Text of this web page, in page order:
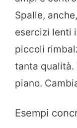
Spalle,
esercizi lenti
piccoli
tanta qualità.
piano.
Esempi